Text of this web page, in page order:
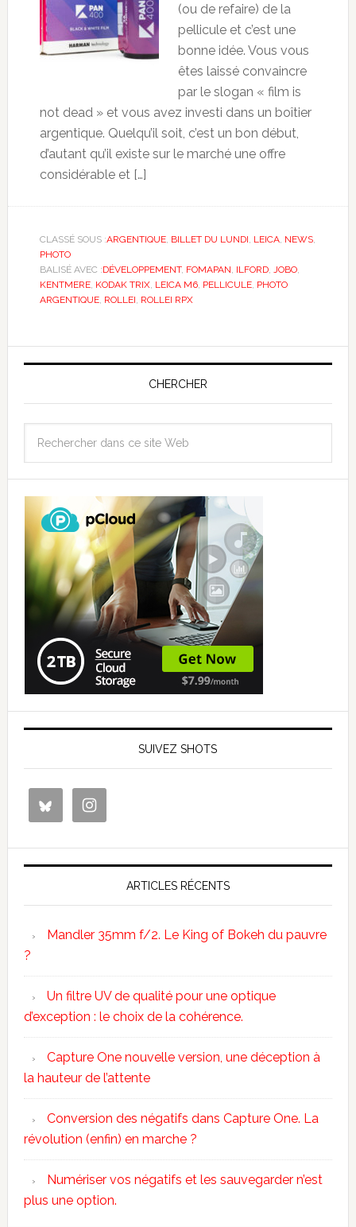
(ou de refaire) de la
pellicule et c’est une
bonne idée. Vous vous
êtes laissé convaincre
par le slogan « film is
not dead » et vous avez investi dans un boîtier
argentique. Quelqu’il soit, c’est un bon début,
d’autant qu’il existe sur le marché une offre
considérable et […]
CLASSÉ SOUS :ARGENTIQUE, BILLET DU LUNDI LEICA, NEWS,
PHOTO
BALISÉ AVEC :DÉVELOPPEMENT, FOMAPAN ILFORD, JOBO,
KENTMERE, KODAK TRIX, LEICA M6, PELLICULE, PHOTO
ARGENTIQUE, ROLLEI ROLLEI RPX
CHERCHER
SUIVEZ SHOTS
ARTICLES RÉCENTS
Mandler 35mm f/2. Le King of Bokeh du pauvre
?
Un filtre UV de qualité pour une optique
d’exception : le choix de la cohérence.
Capture One nouvelle version, une déception à
la hauteur de l’attente
Conversion des négatifs dans Capture One. La
révolution (enfin) en marche ?
Numériser vos négatifs et les sauvegarder n’est
plus une option.